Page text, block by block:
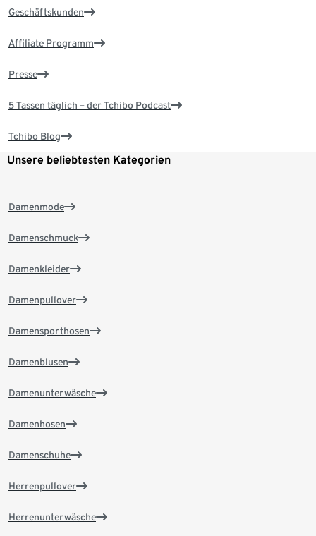
Geschäftskunden
Affiliate Programm
Presse
5 Tassen täglich – der Tchibo Podcast
Tchibo Blog
Unsere beliebtesten Kategorien
Damenmode
Damenschmuck
Damenkleider
Damenpullover
Damensporthosen
Damenblusen
Damenunterwäsche
Damenhosen
Damenschuhe
Herrenpullover
Herrenunterwäsche